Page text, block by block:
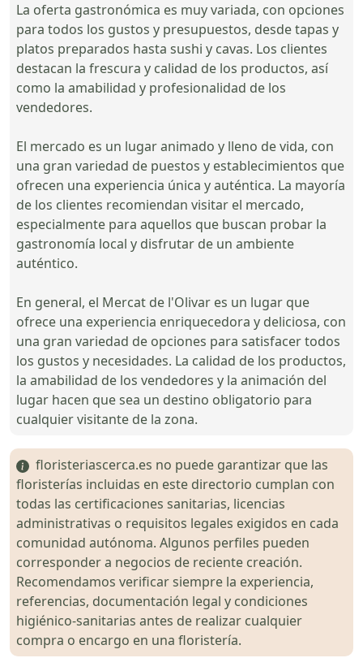
La oferta gastronómica es muy variada, con opciones
para todos los gustos y presupuestos, desde tapas y
platos preparados hasta sushi y cavas. Los clientes
destacan la frescura y calidad de los productos, así
como la amabilidad y profesionalidad de los
vendedores.
El mercado es un lugar animado y lleno de vida, con
una gran variedad de puestos y establecimientos que
ofrecen una experiencia única y auténtica. La mayoría
de los clientes recomiendan visitar el mercado,
especialmente para aquellos que buscan probar la
gastronomía local y disfrutar de un ambiente
auténtico.
En general, el Mercat de l'Olivar es un lugar que
ofrece una experiencia enriquecedora y deliciosa, con
una gran variedad de opciones para satisfacer todos
los gustos y necesidades. La calidad de los productos,
la amabilidad de los vendedores y la animación del
lugar hacen que sea un destino obligatorio para
cualquier visitante de la zona.
floristeriascerca.es no puede garantizar que las
floristerías incluidas en este directorio cumplan con
todas las certificaciones sanitarias, licencias
administrativas o requisitos legales exigidos en cada
comunidad autónoma. Algunos perfiles pueden
corresponder a negocios de reciente creación.
Recomendamos verificar siempre la experiencia,
referencias, documentación legal y condiciones
higiénico-sanitarias antes de realizar cualquier
compra o encargo en una floristería.